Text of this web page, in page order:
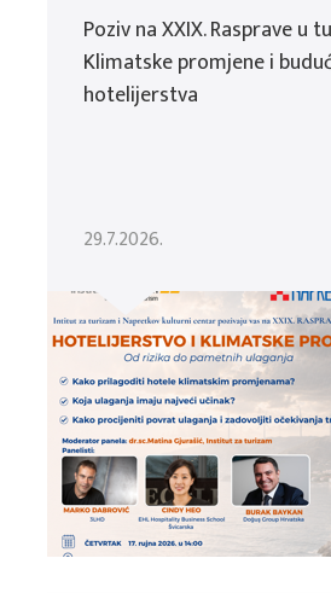
Poziv na XXIX. Rasprave u
Klimatske promjene i
hotelijerstva
29.7.2026.